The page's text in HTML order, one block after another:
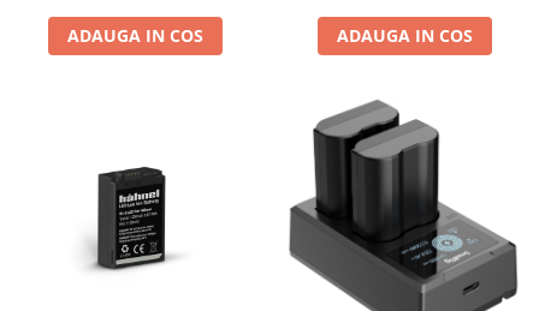
ADAUGA IN COS ADAUGA IN COS